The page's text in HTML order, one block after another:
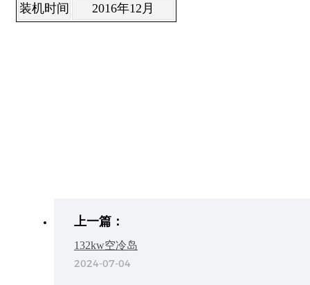
装机时间
2016年12月
上一篇：
132kw空冷岛
2024-07-04